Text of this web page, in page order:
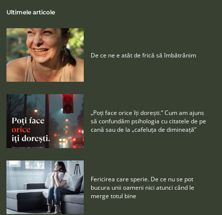
Ultimele articole
De ce ne e atât de frică să îmbătrânim
„Poţi face orice îţi doreşti.” Cum am ajuns
să confundăm psihologia cu citatele de pe
cană sau de la „cafeluţa de dimineaţă”
Fericirea care sperie. De ce nu se pot
bucura unii oameni nici atunci când le
merge totul bine